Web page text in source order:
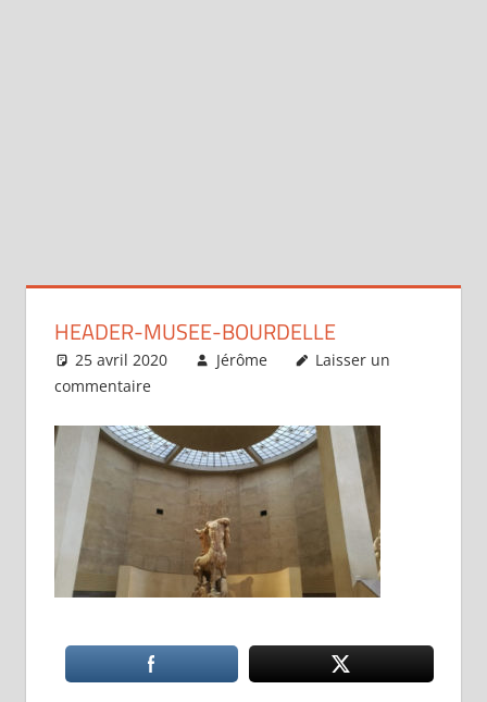
HEADER-MUSEE-BOURDELLE
25 avril 2020 Jérôme
Laisser un
commentaire